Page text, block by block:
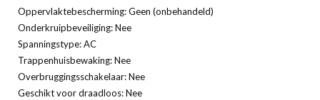
Oppervlaktebescherming: Geen (onbehandeld)
Onderkruipbeveiliging: Nee
Spanningstype: AC
Trappenhuisbewaking: Nee
Overbruggingsschakelaar: Nee
Geschikt voor draadloos: Nee